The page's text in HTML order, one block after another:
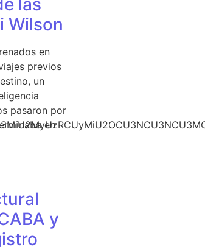
las
Wilson
en
previos
un
pasaron por
en
y